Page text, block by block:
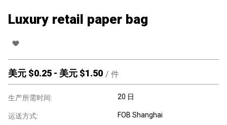
Luxury retail paper bag
美元 $0.25 - 美元 $1.50 / 件
生产所需时间: 20 日
运送方式: FOB Shanghai